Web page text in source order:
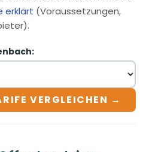
erklärt (Voraussetzungen,
VERGLEICHEN →